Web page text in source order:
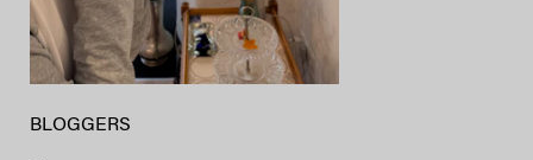
BLOGGERS